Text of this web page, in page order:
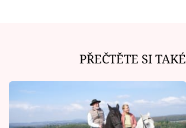
PŘEČTĚTE SI TAKÉ